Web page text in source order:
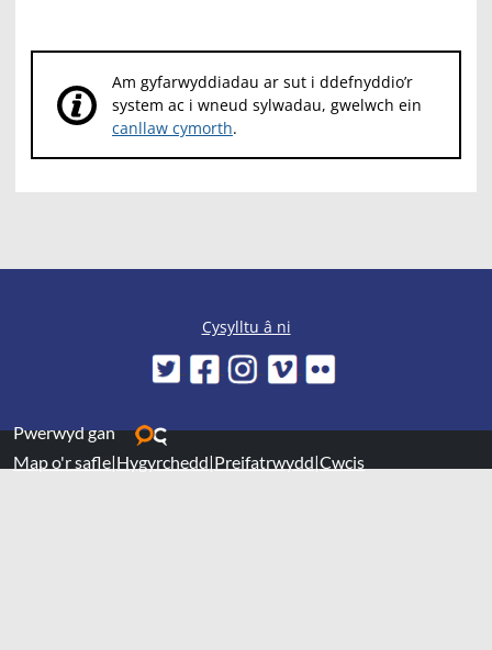
Am gyfarwyddiadau ar sut i ddefnyddio’r
system ac i wneud sylwadau, gwelwch ein
canllaw cymorth.
Cysylltu â ni
Pwerwyd gan
Map o'r safle|Hygyrchedd|Preifatrwydd|Cwcis